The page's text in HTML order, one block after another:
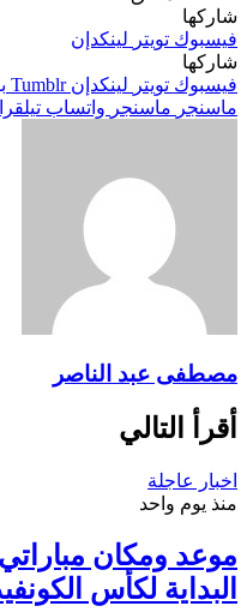
شاركها
فيسبوك تويتر لينكدإن
شاركها
فيسبوك تويتر لينكدإن
ماسنجر ماسنجر واتساب
مصطفى عبد الناصر
أقرأ التالي
اخبار عاجلة
منذ يوم واحد
موعد ومكان
البداية لكأس